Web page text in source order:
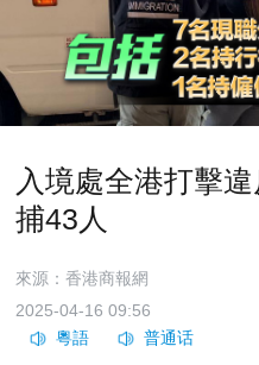
入境處全港打擊
捕43人
來源：香港商報網
2025-04-16 09:56